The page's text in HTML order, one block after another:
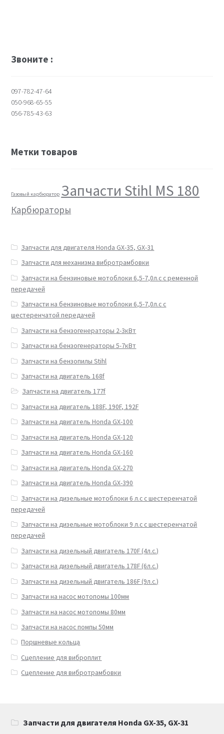
Звоните :
097-782-47-64
050-968-65-55
056-785-43-63
Метки товаров
Газовый карбюратор Запчасти Stihl MS 180
Карбюраторы
Запчасти для двигателя Honda GX-35, GX-31
Запчасти для механизма вибротрамбовки
Запчасти на бензиновые мотоблоки 6,5-7,0л.с с ременной
передачей
Запчасти на бензиновые мотоблоки 6,5-7,0л.с с
шестеренчатой передачей
Запчасти на бензогенераторы 2-3кВт
Запчасти на бензогенераторы 5-7кВт
Запчасти на бензопилы Stihl
Запчасти на двигатель 168f
Запчасти на двигатель 177f
Запчасти на двигатель 188F, 190F, 192F
Запчасти на двигатель Honda GX-100
Запчасти на двигатель Honda GX-120
Запчасти на двигатель Honda GX-160
Запчасти на двигатель Honda GX-270
Запчасти на двигатель Honda GX-390
Запчасти на дизельные мотоблоки 6 л.с с шестеренчатой
передачей
Запчасти на дизельные мотоблоки 9 л.с с шестеренчатой
передачей
Запчасти на дизельный двигатель 170F (4л.с.)
Запчасти на дизельный двигатель 178F (6л.с.)
Запчасти на дизельный двигатель 186F (9л.с.)
Запчасти на насос мотопомы 100мм
Запчасти на насос мотопомы 80мм
Запчасти на насос помпы 50мм
Поршневые кольца
Сцепление для виброплит
Сцепление для вибротрамбовки
Запчасти для двигателя Honda GX-35, GX-31